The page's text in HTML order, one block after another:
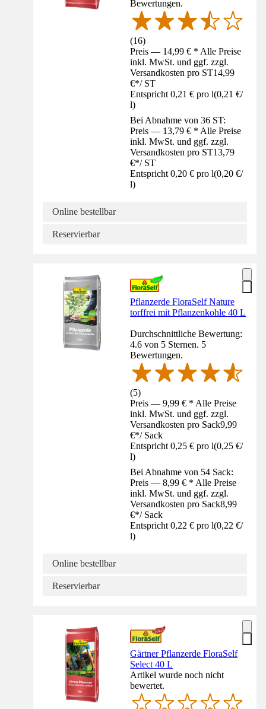
Bewertungen.
(16)
Preis — 14,99 € * Alle Preise
inkl. MwSt. und ggf. zzgl.
Versandkosten pro ST14,99
€*/ ST
Entspricht 0,21 € pro l(0,21 €/
l)
Bei Abnahme von 36 ST:
Preis — 13,79 € * Alle Preise
inkl. MwSt. und ggf. zzgl.
Versandkosten pro ST13,79
€*/ ST
Entspricht 0,20 € pro l(0,20 €/
l)
Online bestellbar
Reservierbar
Pflanzerde FloraSelf Nature
torffrei mit Pflanzenkohle 40 L
Durchschnittliche Bewertung:
4.6 von 5 Sternen. 5
Bewertungen.
(5)
Preis — 9,99 € * Alle Preise
inkl. MwSt. und ggf. zzgl.
Versandkosten pro Sack9,99
€*/ Sack
Entspricht 0,25 € pro l(0,25 €/
l)
Bei Abnahme von 54 Sack:
Preis — 8,99 € * Alle Preise
inkl. MwSt. und ggf. zzgl.
Versandkosten pro Sack8,99
€*/ Sack
Entspricht 0,22 € pro l(0,22 €/
l)
Online bestellbar
Reservierbar
Gärtner Pflanzerde FloraSelf
Select 40 L
Artikel wurde noch nicht
bewertet.